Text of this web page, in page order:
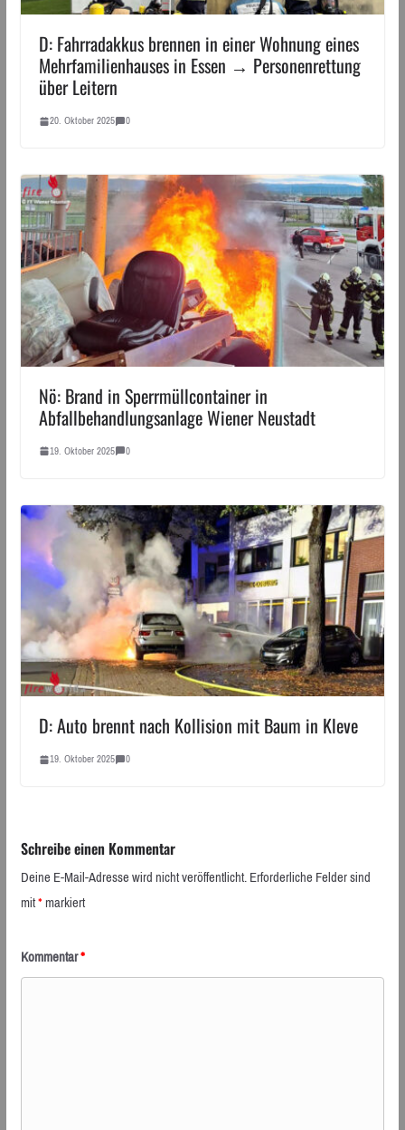
D: Fahrradakkus brennen in einer Wohnung eines
Mehrfamilienhauses in Essen → Personenrettung
über Leitern
20. Oktober 2025 0
Nö: Brand in Sperrmüllcontainer in
Abfallbehandlungsanlage Wiener Neustadt
19. Oktober 2025 0
D: Auto brennt nach Kollision mit Baum in Kleve
19. Oktober 2025 0
Schreibe einen Kommentar
Deine E-Mail-Adresse wird nicht veröffentlicht.Erforderliche Felder sind
mit*markiert
Kommentar*